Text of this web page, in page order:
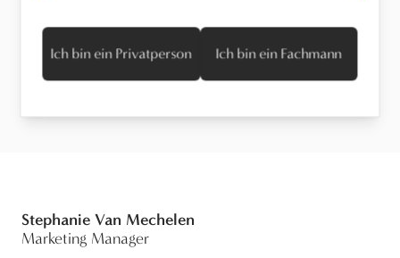
Wartung
Stephanie Van Mechelen
Marketing Manager
Ich bin ein Privatperson Ich bin ein Fachmann